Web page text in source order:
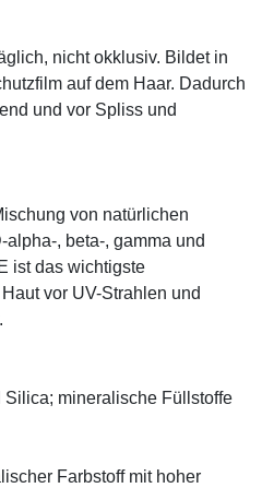
nicht okklusiv. Bildet in
auf dem Haar. Dadurch
und vor Spliss und
von natürlichen
, beta-, gamma und
ist das wichtigste
vor UV-Strahlen und
Silica; mineralische Füllstoffe
Farbstoff mit hoher